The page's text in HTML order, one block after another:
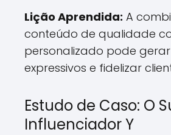
Lição Aprendida: A
conteúdo de qualidade
personalizado pode
expressivos e fidelizar
Estudo de Caso: O
Influenciador Y